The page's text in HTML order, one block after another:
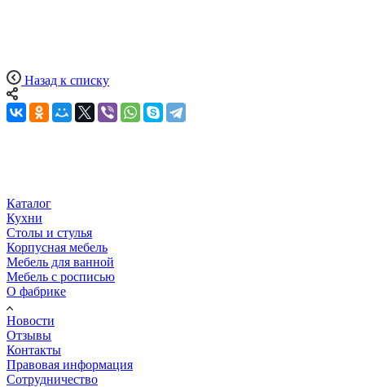
Назад к списку
Каталог
Кухни
Столы и стулья
Корпусная мебель
Мебель для ванной
Мебель с росписью
О фабрике
Новости
Отзывы
Контакты
Правовая информация
Сотрудничество